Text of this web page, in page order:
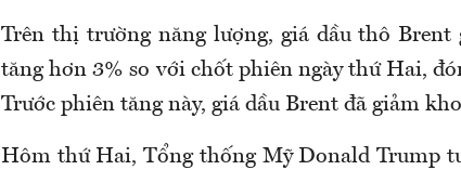
Trên thị trường năng lượng, giá dầu thô
tăng hơn 3% so với chốt phiên ngày thứ Hai,
Trước phiên tăng này, giá dầu Brent đã giảm
Hôm thứ Hai, Tổng thống Mỹ Donald Trump